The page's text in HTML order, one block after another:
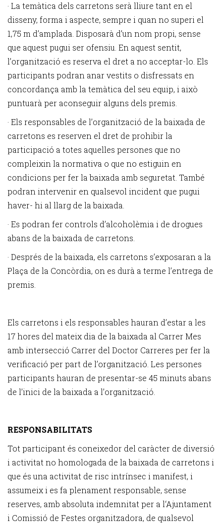
· La temàtica dels carretons serà lliure tant en el
disseny, forma i aspecte, sempre i quan no superi el
1,75 m d’amplada. Disposarà d’un nom propi, sense
que aquest pugui ser ofensiu. En aquest sentit,
l’organització es reserva el dret a no acceptar-lo. Els
participants podran anar vestits o disfressats en
concordança amb la temàtica del seu equip, i això
puntuarà per aconseguir alguns dels premis.
· Els responsables de l’organització de la baixada de
carretons es reserven el dret de prohibir la
participació a totes aquelles persones que no
compleixin la normativa o que no estiguin en
condicions per fer la baixada amb seguretat. També
podran intervenir en qualsevol incident que pugui
haver- hi al llarg de la baixada.
· Es podran fer controls d’alcoholèmia i de drogues
abans de la baixada de carretons.
· Després de la baixada, els carretons s’exposaran a la
Plaça de la Concòrdia, on es durà a terme l’entrega de
premis.
Els carretons i els responsables hauran d’estar a les
17 hores del mateix dia de la baixada al Carrer Mes
amb intersecció Carrer del Doctor Carreres per fer la
verificació per part de l’organització. Les persones
participants hauran de presentar-se 45 minuts abans
de l’inici de la baixada a l’organització.
RESPONSABILITATS
Tot participant és coneixedor del caràcter de diversió
i activitat no homologada de la baixada de carretons i
que és una activitat de risc intrínsec i manifest, i
assumeix i es fa plenament responsable, sense
reserves, amb absoluta indemnitat per a l‘Ajuntament
i Comissió de Festes organitzadora, de qualsevol